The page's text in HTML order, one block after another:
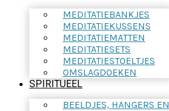
MEDITATIEBANKJES
MEDITATIEKUSSENS
MEDITATIEMATTEN
MEDITATIESETS
MEDITATIESTOELTJES
OMSLAGDOEKEN
SPIRITUEEL
BEELDJES, HANGERS EN